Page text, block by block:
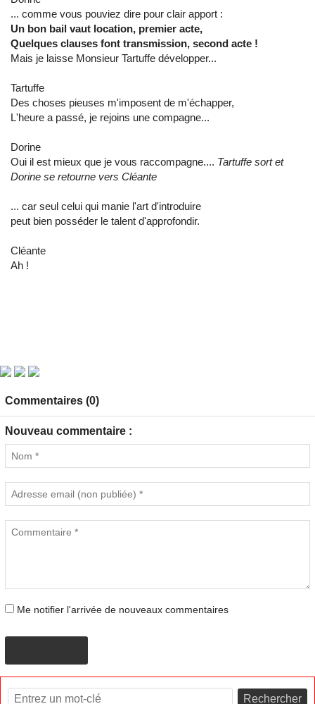
... comme vous pouviez dire pour clair apport :
Un bon bail vaut location, premier acte,
Quelques clauses font transmission, second acte !
Mais je laisse Monsieur Tartuffe développer...
Tartuffe
Des choses pieuses m'imposent de m'échapper,
L'heure a passé, je rejoins une compagne...
Dorine
Oui il est mieux que je vous raccompagne.... Tartuffe sort et
Dorine se retourne vers Cléante
... car seul celui qui manie l'art d'introduire
peut bien posséder le talent d'approfondir.
Cléante
Ah !
Commentaires (0)
Nouveau commentaire :
Me notifier l'arrivée de nouveaux commentaires
Rechercher